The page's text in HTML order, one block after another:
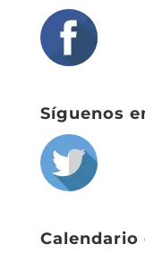
Síguenos
Calendario